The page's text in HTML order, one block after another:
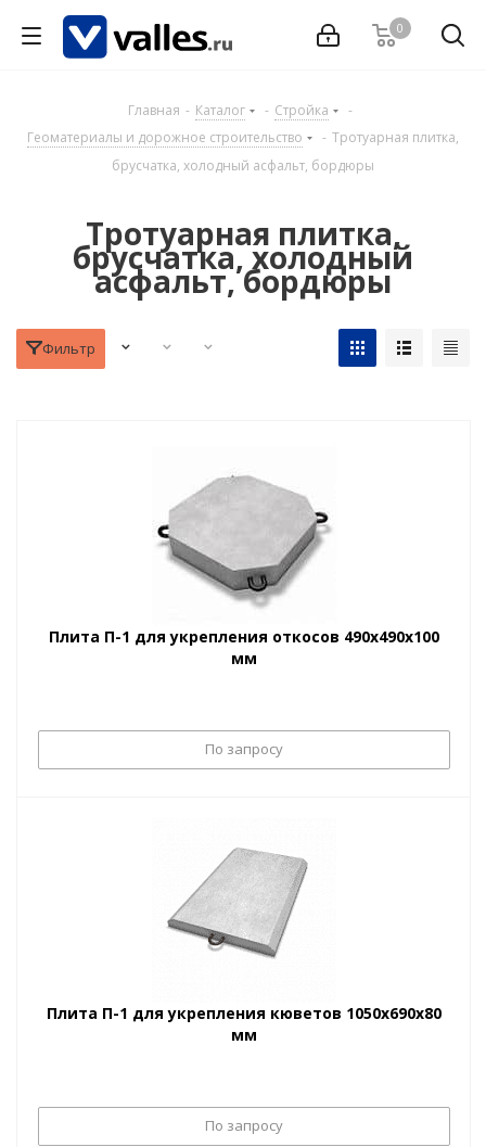
0
Главная - Каталог - Стройка
-
Геоматериалы и дорожное строительство
- Тротуарная плитка,
брусчатка, холодный асфальт, бордюры
Тротуарная плитка,
брусчатка, холодный
асфальт, бордюры
Фильтр
Плита П-1 для укрепления откосов 490х490х100
мм
По запросу
Плита П-1 для укрепления кюветов 1050х690х80
мм
По запросу